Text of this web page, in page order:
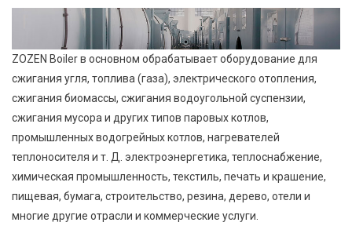
ZOZEN Boiler в основном обрабатывает оборудование для
сжигания угля, топлива (газа), электрического отопления,
сжигания биомассы, сжигания водоугольной суспензии,
сжигания мусора и других типов паровых котлов,
промышленных водогрейных котлов, нагревателей
теплоносителя и т. Д. электроэнергетика, теплоснабжение,
химическая промышленность, текстиль, печать и крашение,
пищевая, бумага, строительство, резина, дерево, отели и
многие другие отрасли и коммерческие услуги.